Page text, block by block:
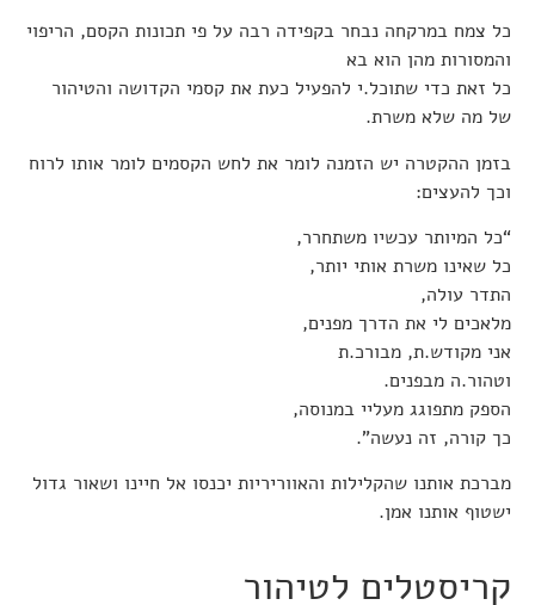
כל צמח במרקחה נבחר בקפידה רבה על פי תכונות הקסם, הריפוי
והמסורות מהן הוא בא
כל זאת כדי שתוכל.י להפעיל כעת את קסמי הקדושה והטיהור
של מה שלא משרת.
בזמן ההקטרה יש הזמנה לומר את לחש הקסמים לומר אותו לרוח
וכך להעצים:
“כל המיותר עכשיו משתחרר,
כל שאינו משרת אותי יותר,
התדר עולה,
מלאכים לי את הדרך מפנים,
אני מקודש.ת, מבורכ.ת
וטהור.ה מבפנים.
הספק מתפוגג מעליי במנוסה,
כך קורה, זה נעשה”.
מברכת אותנו שהקלילות והאווריריות יכנסו אל חיינו ושאור גדול
ישטוף אותנו אמן.
קריסטלים לטיהור